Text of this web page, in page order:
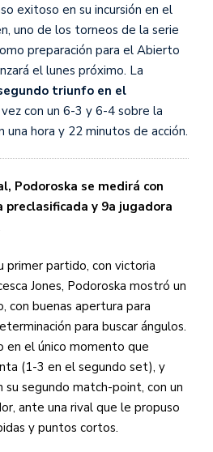
exitoso en su incursión en el
uno de los torneos de la serie
preparación para el Abierto
el lunes próximo. La
triunfo en el
con un 6-3 y 6-4 sobre la
una hora y 22 minutos de acción.
Podoroska se medirá con
y 9a jugadora
primer partido, con victoria
Jones, Podoroska mostró un
con buenas apertura para
para buscar ángulos.
en el único momento que
(1-3 en el segundo set), y
segundo match-point, con un
ante una rival que le propuso
y puntos cortos.